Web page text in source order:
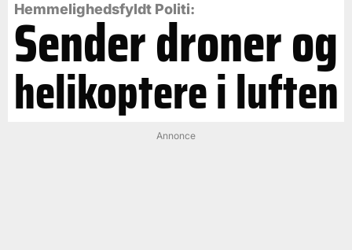
Hemmelighedsfyldt Politi:
Sender droner og
helikoptere i luften
Annonce